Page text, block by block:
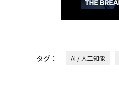
タグ： AI / 人工知能